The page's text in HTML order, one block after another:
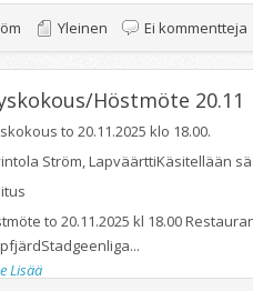
Yleinen Ei kommentteja
Höstmöte 20.11
to 20.11.2025 klo 18.00.
Ström, LapväärttiKäsitellään
to 20.11.2025 kl 18.00
Lisää